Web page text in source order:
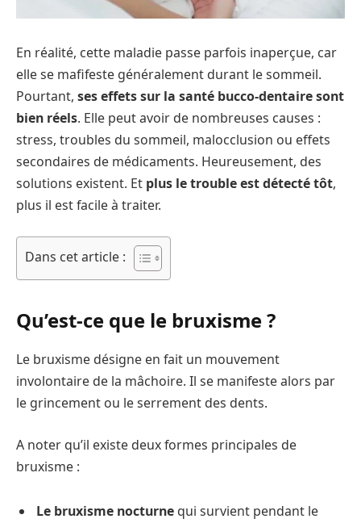
En réalité, cette maladie passe parfois inaperçue, car
elle se mafifeste généralement durant le sommeil.
Pourtant, ses effets sur la santé bucco-dentaire sont
bien réels. Elle peut avoir de nombreuses causes :
stress, troubles du sommeil, malocclusion ou effets
secondaires de médicaments. Heureusement, des
solutions existent. Et plus le trouble est détecté tôt,
plus il est facile à traiter.
Dans cet article :
Qu’est-ce que le bruxisme ?
Le bruxisme désigne en fait un mouvement
involontaire de la mâchoire. Il se manifeste alors par
le grincement ou le serrement des dents.
A noter qu’il existe deux formes principales de
bruxisme :
Le bruxisme nocturne qui survient pendant le